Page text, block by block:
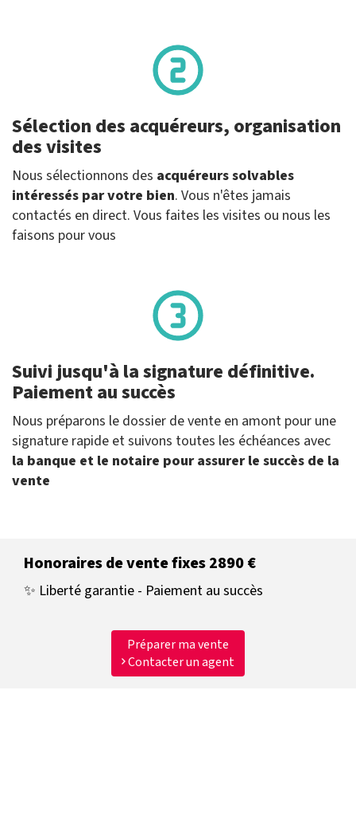
Sélection des acquéreurs, organisation
des visites
Nous sélectionnons des acquéreurs solvables
intéressés par votre bien. Vous n'êtes jamais
contactés en direct. Vous faites les visites ou nous les
faisons pour vous
Suivi jusqu'à la signature définitive.
Paiement au succès
Nous préparons le dossier de vente en amont pour une
signature rapide et suivons toutes les échéances avec
la banque et le notaire pour assurer le succès de la
vente
Honoraires de vente fixes 2890 €
✨ Liberté garantie - Paiement au succès
Préparer ma vente
Contacter un agent